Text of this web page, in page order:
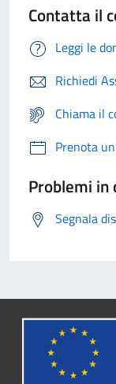
Contatta il
Leggi le
Richiedi
Chiama il
Prenota
Problemi in
Segnala